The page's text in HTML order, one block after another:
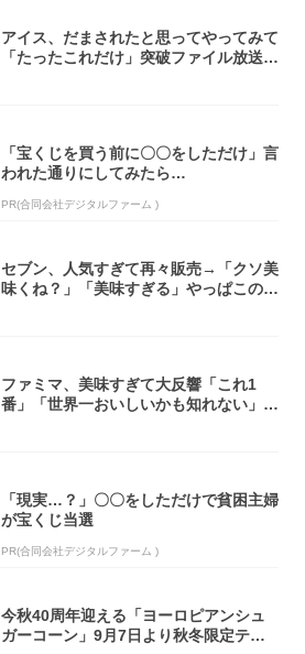
アイス、だまされたと思ってやってみて
「たったこれだけ」突破ファイル放送で
「宝くじを買う前に〇〇をしただけ」言
われた通りにしてみたら…
PR(合同会社デジタルファーム )
セブン、人気すぎて再々販売→「クソ美
味くね？」「美味すぎる」やっぱこのク
ファミマ、美味すぎて大反響「これ1
番」「世界一おいしいかも知れない」
「現実…？」〇〇をしただけで貧困主婦
が宝くじ当選
PR(合同会社デジタルファーム )
今秋40周年迎える「ヨーロピアンシュ
ガーコーン」9月7日より秋冬限定ティ